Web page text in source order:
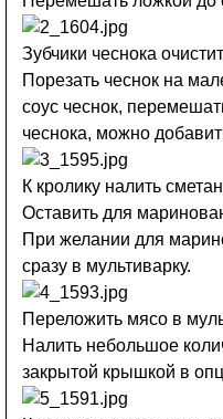
Зубчики чеснока
Порезать чеснок на
соус чеснок,
чеснока, можно
К кролику налить
Оставить для
При желании для
сразу в мультиварку.
Переложить мясо в
Налить небольшое
закрытой крышкой в